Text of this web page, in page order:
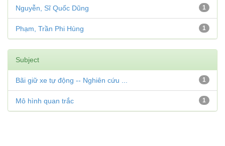
1
Nguyễn, Sĩ Quốc Dũng
1
Phạm, Trần Phi Hùng
Subject
1
Bãi giữ xe tự động -- Nghiên cứu ...
1
Mô hình quan trắc